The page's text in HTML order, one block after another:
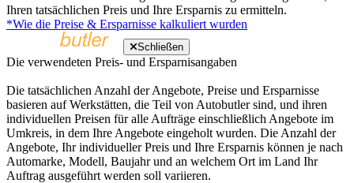
Ihren tatsächlichen Preis und Ihre Ersparnis zu ermitteln.
*Wie die Preise & Ersparnisse kalkuliert wurden
Schließen
Die verwendeten Preis- und Ersparnisangaben
Die tatsächlichen Anzahl der Angebote, Preise und Ersparnisse
basieren auf Werkstätten, die Teil von Autobutler sind, und ihren
individuellen Preisen für alle Aufträge einschließlich Angebote im
Umkreis, in dem Ihre Angebote eingeholt wurden. Die Anzahl der
Angebote, Ihr individueller Preis und Ihre Ersparnis können je nach
Automarke, Modell, Baujahr und an welchem Ort im Land Ihr
Auftrag ausgeführt werden soll variieren.